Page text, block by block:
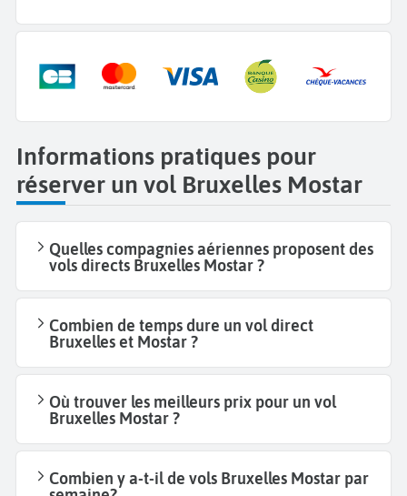
Informations pratiques pour
réserver un vol Bruxelles Mostar
Quelles compagnies aériennes proposent des
vols directs Bruxelles Mostar ?
Combien de temps dure un vol direct
Bruxelles et Mostar ?
Où trouver les meilleurs prix pour un vol
Bruxelles Mostar ?
Combien y a-t-il de vols Bruxelles Mostar par